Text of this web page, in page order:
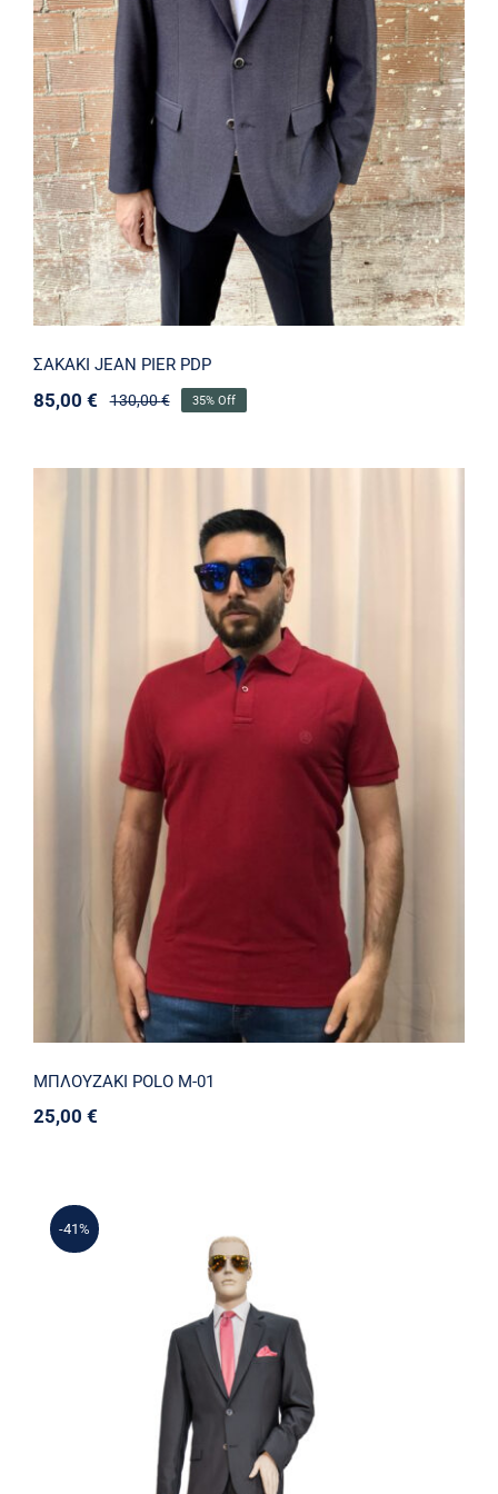
ΣΑΚΑΚΙ JEAN PIER PDP
130,00€Original
85,00 €
Η
35% Off
ΜΠΛΟΥΖΑΚΙ POLO Μ-01
ΜΠΛΟΥΖΑΚΙ POLO Μ-01
25,00 €
-41%